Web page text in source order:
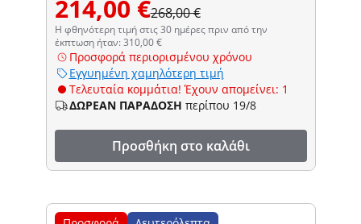
214,00 €268,00 €
Η φθηνότερη τιμή στις 30 ημέρες πριν από την
έκπτωση ήταν: 310,00 €
Προσφορά περιορισμένου χρόνου
Εγγυημένη χαμηλότερη τιμή
Τελευταία κομμάτια! Έχουν απομείνει: 1
ΔΩΡΕΑΝ ΠΑΡΑΔΟΣΗ περίπου 19/8
Προσθήκη στο καλάθι